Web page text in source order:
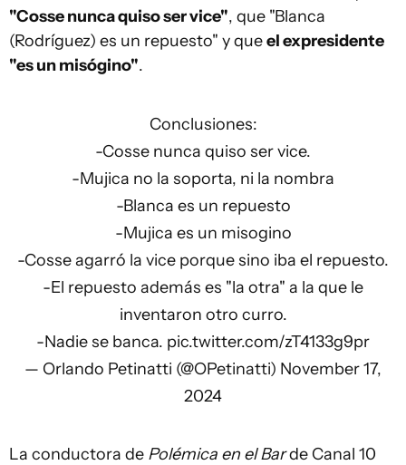
"Cosse nunca quiso ser vice", que "Blanca
(Rodríguez) es un repuesto" y queel expresidente
"es un misógino".
Conclusiones:
-Cosse nunca quiso ser vice.
-Mujica no la soporta, ni la nombra
-Blanca es un repuesto
-Mujica es un misogino
-Cosse agarró la vice porque sino iba el repuesto.
-El repuesto además es "la otra" a la que le
inventaron otro curro.
-Nadie se banca. pic.twitter.com/zT4133g9pr
— Orlando Petinatti (@OPetinatti) November 17,
2024
La conductora de Polémica en el Barde Canal 10